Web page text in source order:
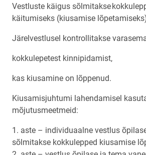
Vestluste käigus sõlmitakse
käitumiseks (kiusamise
Järelvestlusel kontrollitakse
kokkulepetest kinnipidamist,
kas kiusamine on lõppenud.
Kiusamisjuhtumi lahendamisel
mõjutusmeetmeid:
1. aste – individuaalne vestlus
sõlmitakse kokkulepped kiusamise